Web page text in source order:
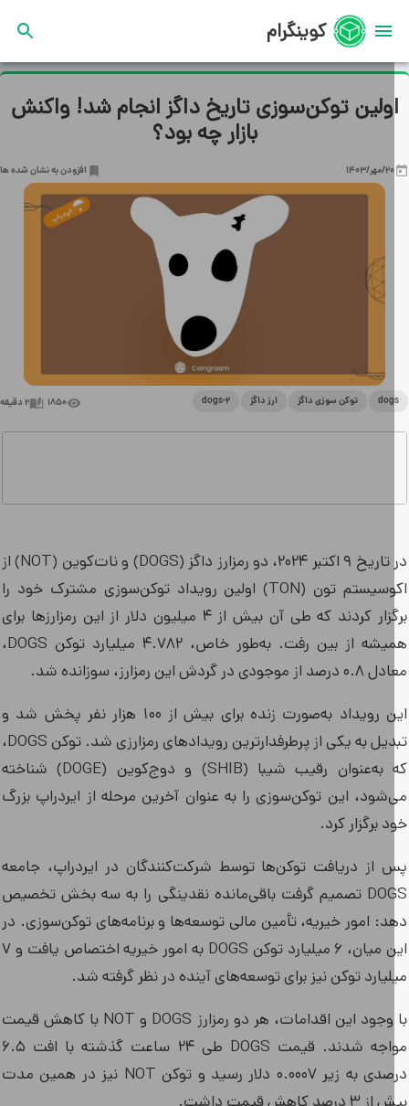
کوینگرام
توکن‌سوزی تاریخ داگز انجام شد! واکنش
بازار چه بود؟
20/مهر/1403 افزودن به نشان شده ها
توکن سوزی داگز ارز داگز dogs-2
1850
2دقیقه
در تاریخ ۹ اکتبر ۲۰۲۴، دو رمزارز داگز (DOGS) و نات‌کوین (NOT) از
اکوسیستم تون (TON) اولین رویداد توکن‌سوزی مشترک خود را
برگزار کردند که طی آن بیش از ۴ میلیون دلار از این رمزارزها برای
همیشه از بین رفت. به‌طور خاص، ۴.۷۸۲ میلیارد توکن DOGS،
در گردش این رمزارز، سوزانده شد.
این رویداد به‌صورت زنده برای بیش از ۱۰۰ هزار نفر پخش شد و
تبدیل به یکی از پرطرفدارترین رویدادهای رمزارزی شد. توکن DOGS،
که به‌عنوان رقیب شیبا (SHIB) و دوج‌کوین (DOGE) شناخته
این توکن‌سوزی را به عنوان آخرین مرحله از ایردراپ بزرگ
برگزار کرد.
از دریافت توکن‌ها توسط شرکت‌کنندگان در ایردراپ، جامعه
DOGS تصمیم گرفت باقی‌مانده نقدینگی را به سه بخش تخصیص
امور خیریه، تأمین مالی توسعه‌ها و برنامه‌های توکن‌سوزی. در
این میان، ۶ میلیارد توکن DOGS به امور خیریه اختصاص یافت و ۷
توکن نیز برای توسعه‌های آینده در نظر گرفته شد.
با وجود این اقدامات، هر دو رمزارز DOGS و NOT با کاهش قیمت
مواجه شدند. قیمت DOGS طی ۲۴ ساعت گذشته با افت ۶.۵
درصدی به زیر ۰.۰۰۰۷ دلار رسید و توکن NOT نیز در همین مدت